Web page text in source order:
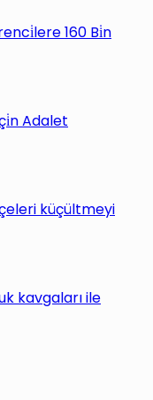
160 Bi̇n
Adalet
küçültmeyi
kavgaları ile